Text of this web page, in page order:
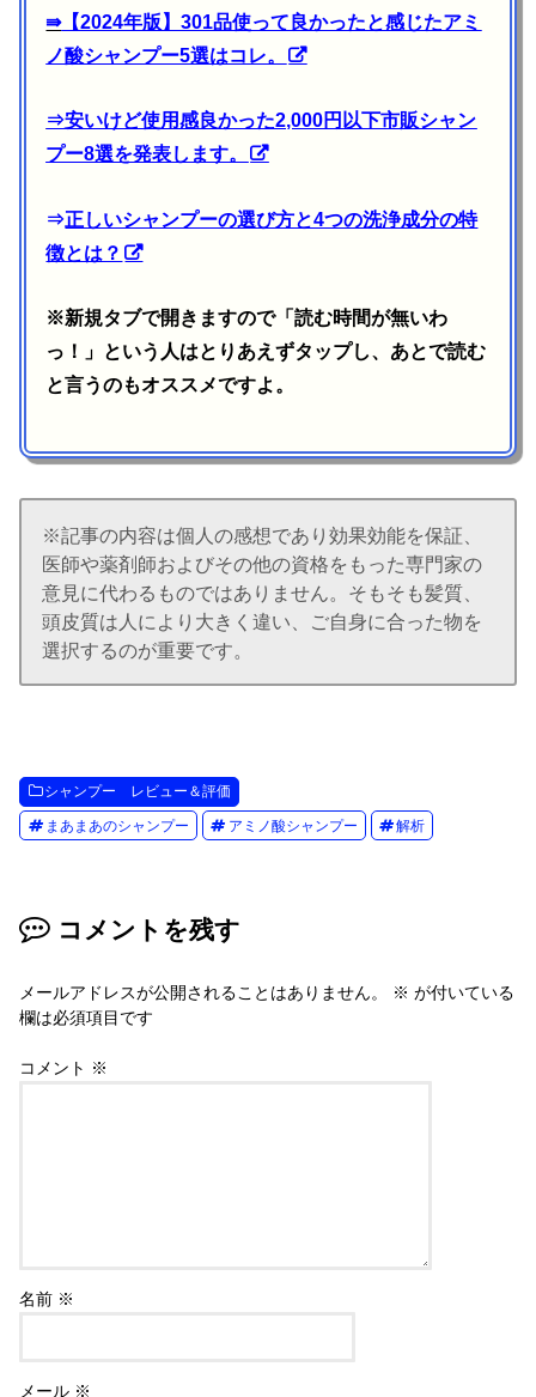
⇛【2024年版】301品使って良かったと感じたアミ
ノ酸シャンプー5選はコレ。
⇒安いけど使用感良かった2,000円以下市販シャン
プー8選を発表します。
⇒正しいシャンプーの選び方と4つの洗浄成分の特
徴とは？
※新規タブで開きますので「読む時間が無いわ
っ！」という人はとりあえずタップし、あとで読む
と言うのもオススメですよ。
※記事の内容は個人の感想であり効果効能を保証、
医師や薬剤師およびその他の資格をもった専門家の
意見に代わるものではありません。そもそも髪質、
頭皮質は人により大きく違い、ご自身に合った物を
選択するのが重要です。
シャンプー レビュー＆評価
まあまあのシャンプー アミノ酸シャンプー 解析
コメントを残す
メールアドレスが公開されることはありません。 ※ が付いている
欄は必須項目です
コメント ※
名前 ※
メール ※